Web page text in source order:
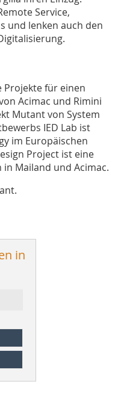
Service,
und lenken auch den
Projekte für einen
Acimac und Rimini
Mutant von System
IED Lab ist
im Europäischen
Project ist eine
Mailand und Acimac.
in